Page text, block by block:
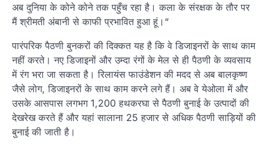
अब दुनिया के कोने कोने तक पहुँच रहा है। कला के संरक्षक के तौर पर
मैं श्रीमती अंबानी से काफी प्रभावित हुआ हूं।“
पारंपरिक पैठणी बुनकरों की दिक्कत यह है कि वे डिजाइनरों के साथ काम
नहीं करते। नए डिजाइनों और उम्दा रंगों के मेल से ही पैठणी के व्यवसाय
में रंग भरा जा सकता है। रिलायंस फाउंडेशन की मदद से अब बालकृष्ण
जैसे लोग, डिजाइनरों के साथ काम करने लगे हैं। अब वे येओला में और
उसके आसपास लगभग 1,200 हथकरघा से पैठणी बुनाई के उत्पादों की
देखरेख करते हैं और यहां सालाना 25 हजार से अधिक पैठणी साड़ियों की
बुनाई की जाती है।